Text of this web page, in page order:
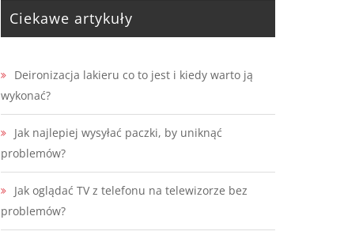
Ciekawe artykuły
Deironizacja lakieru co to jest i kiedy warto ją
wykonać?
Jak najlepiej wysyłać paczki, by uniknąć
problemów?
Jak oglądać TV z telefonu na telewizorze bez
problemów?